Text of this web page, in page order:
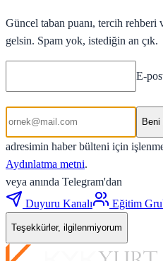
Güncel taban puanı, tercih rehberi
gelsin. Spam yok, istediğin an çık.
E-
Beni
adresimin haber bülteni için
Aydınlatma metni.
veya anında Telegram'dan
Duyuru Kanalı
Eğitim
Teşekkürler, ilgilenmiyorum